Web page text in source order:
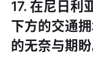
17. 在尼日利
下方的交通
的无奈与期盼